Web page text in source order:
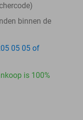
binnen de
05 05 of
is 100%